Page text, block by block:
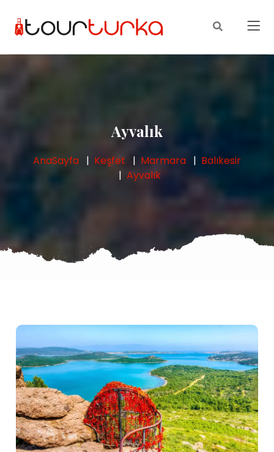
Ayvalık
AnaSayfa Keşfet Marmara
Balıkesir
Ayvalık